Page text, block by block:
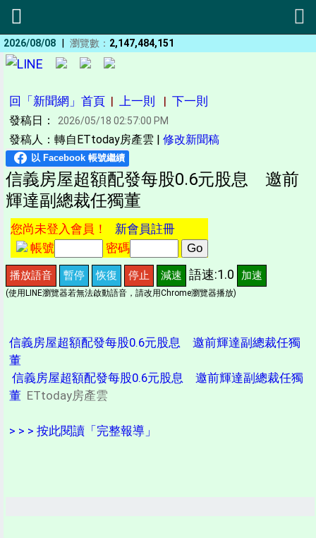
2026/08/08 | 瀏覽數： 2,147,484,151
回「新聞網」首頁 | 上一則 | 下一則
發稿日： 2026/05/18 02:57:00 PM
發稿人：轉自ETtoday房產雲 | 修改新聞稿
信義房屋超額配發每股0.6元股息 邀前
輝達副總裁任獨董
您尚未登入會員！ 新會員註冊
帳號
密碼
播放語音 暫停 恢復 停止 減速 語速:1.0 加速
(使用LINE瀏覽器若無法啟動語音，請改用Chrome瀏覽器播放)
信義房屋超額配發每股0.6元股息 邀前輝達副總裁任獨
董
信義房屋超額配發每股0.6元股息 邀前輝達副總裁任獨
董 ETtoday房產雲
> > > 按此閱讀「完整報導」